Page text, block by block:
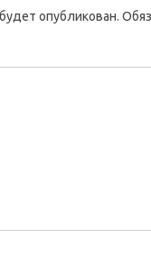
опубликован.